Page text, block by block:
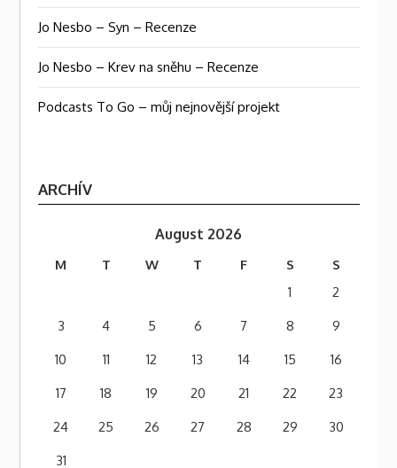
Jo Nesbo – Syn – Recenze
Jo Nesbo – Krev na sněhu – Recenze
Podcasts To Go – můj nejnovější projekt
ARCHÍV
August 2026
M T W T F S
S
1
2
3
4 5 6 7 8
9
10
11 12 13 14 15
16
17
18 19 20 21 22
23
24
25 26 27 28 29
30
31